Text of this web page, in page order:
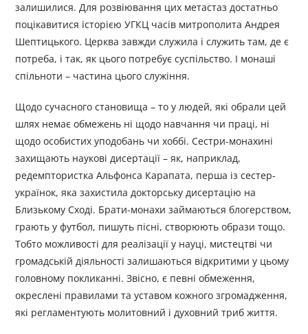
залишилися. Для розвіювання цих метастаз достатньо
поцікавитися історією УГКЦ часів митрополита Андрея
Шептицького. Церква завжди служила і служить там, де є
потреба, і так, як цього потребує суспільство. І монаші
спільноти – частина цього служіння.
Щодо сучасного становища – то у людей, які обрали цей
шлях немає обмежень ні щодо навчання чи праці, ні
щодо особистих уподобань чи хоббі. Сестри-монахині
захищають наукові дисертації – як, наприклад,
редемптористка Альфонса Карапата, перша із сестер-
українок, яка захистила докторську дисертацію на
Близькому Сході. Брати-монахи займаються блогерством,
грають у футбол, пишуть пісні, створюють образи тощо.
Тобто можливості для реалізації у науці, мистецтві чи
громадській діяльності залишаються відкритими у цьому
головному покликанні. Звісно, є певні обмеження,
окреслені правилами та уставом кожного згромадження,
які регламентують молитовний і духовний триб життя.